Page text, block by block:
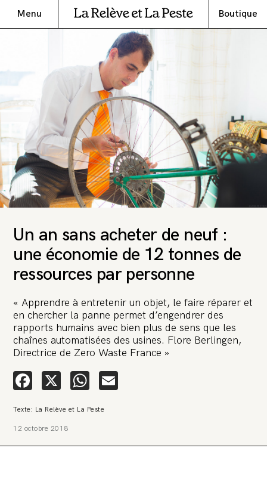
Menu Boutique
Un an sans acheter de neuf :
une économie de 12 tonnes de
ressources par personne
« Apprendre à entretenir un objet, le faire réparer et
en chercher la panne permet d’engendrer des
rapports humains avec bien plus de sens que les
chaînes automatisées des usines. Flore Berlingen,
Directrice de Zero Waste France »
Facebook
X WhatsApp
Texte: La Relève et La Peste
12 octobre 2018
🚨 L’heure est grave. Une
multinationale tente d’anéantir La
Relève et La Peste 🤯
attaque en justice. Vous savez comment cela s’appelle ?
l’anonymat d’un habitant inquiet pour sa santé. Et aujourd’hui elle